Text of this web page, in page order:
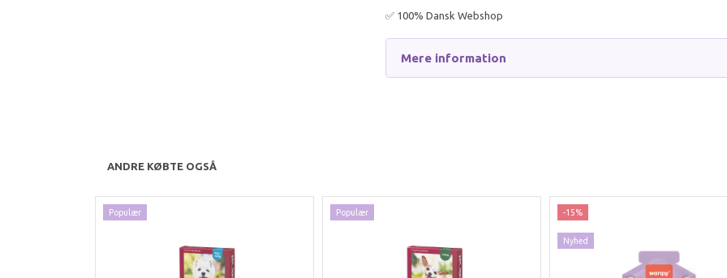
✅ 100% Dansk Webshop
Mere information
ANDRE KØBTE OGSÅ
Populær Populær -15%
Nyhed